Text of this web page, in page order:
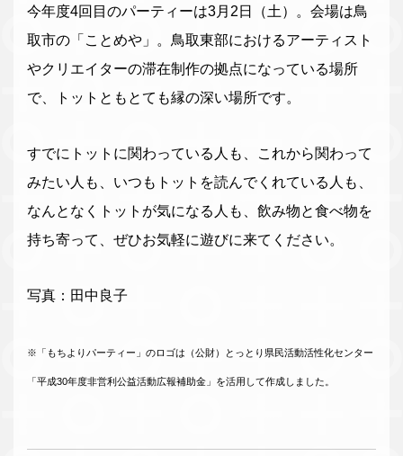
今年度4回目のパーティーは3月2日（土）。会場は鳥
取市の「ことめや」。鳥取東部におけるアーティスト
やクリエイターの滞在制作の拠点になっている場所
で、トットともとても縁の深い場所です。
すでにトットに関わっている人も、これから関わって
みたい人も、いつもトットを読んでくれている人も、
なんとなくトットが気になる人も、飲み物と食べ物を
持ち寄って、ぜひお気軽に遊びに来てください。
写真：田中良子
※「もちよりパーティー」 のロゴは（公財）とっとり県民活動活性化センター
「平成30年度非営利公益活動広報補助金」を活用して作成しました。